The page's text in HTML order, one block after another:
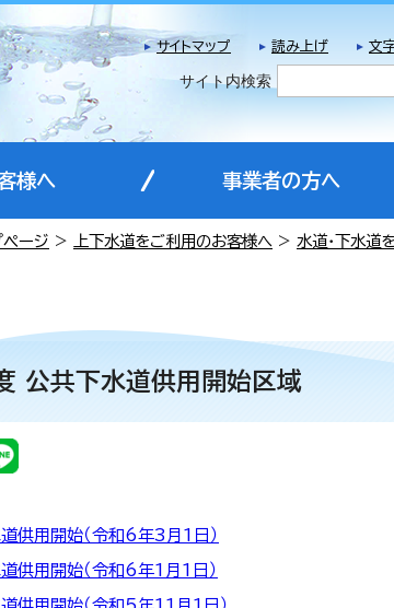
サイトマップ
読み上げ 文
サイト内検索
様へ 事業者の方へ
ページ > 上下水道をご利用のお客様へ > 水道・下水道
公共下水道供用開始区域
供用開始（令和6年3月1日）
供用開始（令和6年1月1日）